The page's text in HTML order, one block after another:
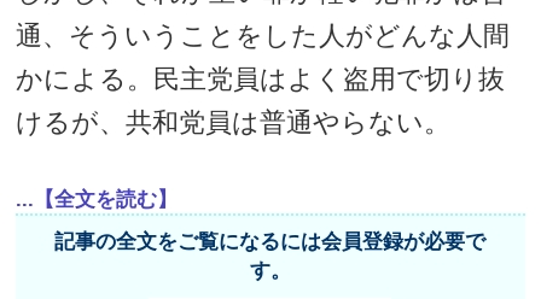
通、そういうことをした人がどんな人間
かによる。民主党員はよく盗用で切り抜
けるが、共和党員は普通やらない。
...【全文を読む】
記事の全文をご覧になるには会員登録が必要で
す。